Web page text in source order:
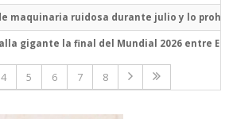
maquinaria ruidosa durante julio y lo
gigante la final del Mundial 2026 entre
4 5 6 7 8